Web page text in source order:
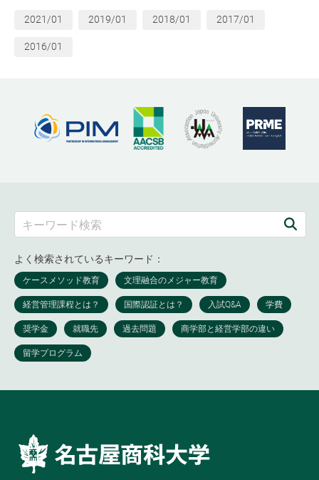
2021/01 2019/01 2018/01 2017/01
2016/01
よく検索されているキーワード：